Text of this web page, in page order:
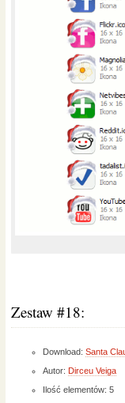
Zestaw #18:
Download: Santa
Autor: Dirceu Veiga
Ilość elementów: 5